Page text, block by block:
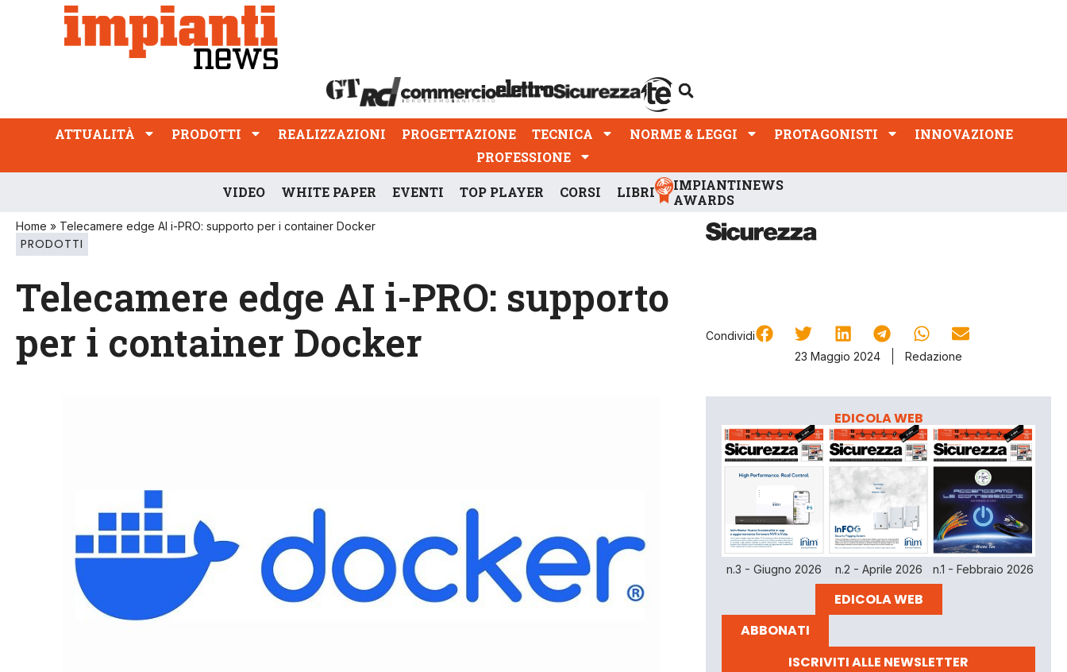
ATTUALITÀ PRODOTTI REALIZZAZIONI
PROFESSIONE
ATTUALITÀ PRODOTTI REALIZZAZIONI PROGETTAZIONE TECNICA NORME & LEGGI PROTAGONISTI
INNOVAZIONE
PROFESSIONE
VIDEO WHITE PAPER EVENTI TOP PLAYER CORSI LIBRI
IMPIANTINEWS
AWARDS
Home » Telecamere edge AI i-PRO: supporto per i container Docker
PRODOTTI
Telecamere edge AI i-PRO: supporto
per i container Docker
Condividi
23 Maggio 2024
Redazione
EDICOLA WEB
n.3 - Giugno 2026 n.2 - Aprile 2026 n.1 - Febbraio 2026
EDICOLA WEB
ABBONATI
ISCRIVITI ALLE NEWSLETTER